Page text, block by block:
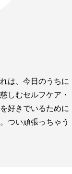
は、今日のうちに
しむセルフケア・
好きでいるために
つい頑張っちゃう